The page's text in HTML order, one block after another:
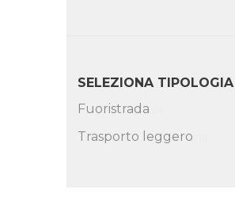
SELEZIONA TIPOLOGIA
Fuoristrada
Trasporto leggero